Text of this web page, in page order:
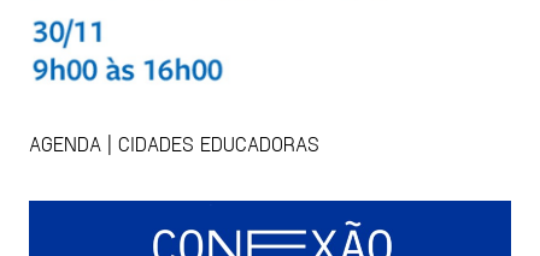
AGENDA | CIDADES EDUCADORAS